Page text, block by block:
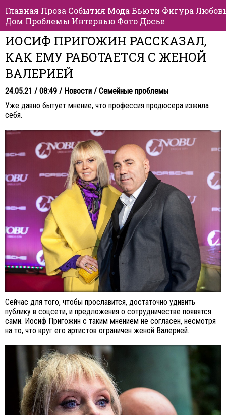
Главная Проза События Мода Бьюти Фигура
Дом Проблемы Интервью Фото Досье
ИОСИФ ПРИГОЖИН РАССКАЗАЛ,
КАК ЕМУ РАБОТАЕТСЯ С ЖЕНОЙ
ВАЛЕРИЕЙ
24.05.21 / 08:49 / Новости / Семейные проблемы
Уже давно бытует мнение, что профессия продюсера изжила
себя.
Сейчас для того, чтобы прославится, достаточно удивить
публику в соцсети, и предложения о сотрудничестве появятся
сами. Иосиф Пригожин с таким мнением не согласен, несмотря
на то, что круг его артистов ограничен женой Валерией.